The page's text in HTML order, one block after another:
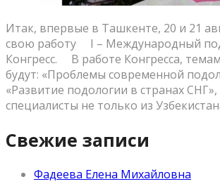
Итак, впервые в Ташкенте, 20 и 21
свою работу ⠀ I – Международный
Конгресс. ⠀ В работе Конгресса,
будут: «Проблемы современной
«Развитие подологии в странах
специалисты не только из
Свежие записи
Фадеева Елена Михайловна